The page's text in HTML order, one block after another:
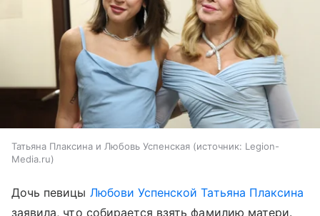
Татьяна Плаксина и Любовь Успенская источник: Legion-
Media.ru
Дочь певицы Любови Успенской Татьяна Плаксина
заявила, что собирается взять фамилию матери.